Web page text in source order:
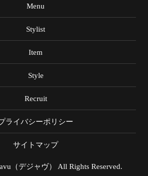
Menu
Stylist
Item
Style
Recruit
ライバシーポリシー
サイトマップ
（デジャヴ） All Rights Reserved.